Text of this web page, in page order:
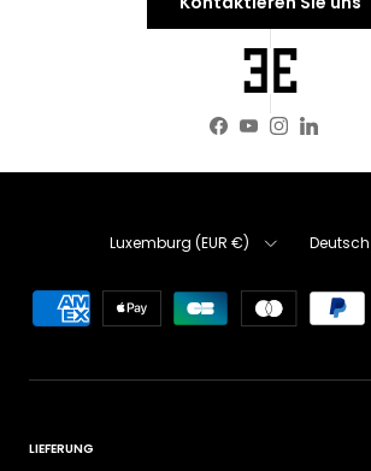
Facebook
YouTube
Instagram
LinkedIn
Land/Region
Luxemburg (EUR €) Deutsch
LIEFERUNG